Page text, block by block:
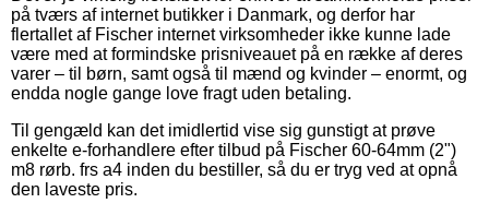
på tværs af internet butikker i Danmark, og derfor har
flertallet af Fischer internet virksomheder ikke kunne lade
være med at formindske prisniveauet på en række af deres
varer – til børn, samt også til mænd og kvinder – enormt, og
endda nogle gange love fragt uden betaling.
Til gengæld kan det imidlertid vise sig gunstigt at prøve
enkelte e-forhandlere efter tilbud på Fischer 60-64mm (2")
m8 rørb. frs a4 inden du bestiller, så du er tryg ved at opnå
den laveste pris.